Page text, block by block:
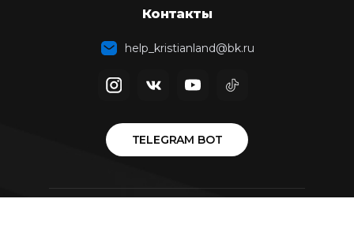
Контакты
help_kristianland@bk.ru
TELEGRAM BOT